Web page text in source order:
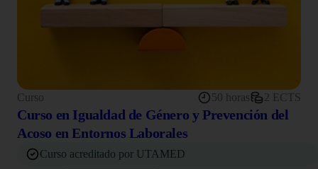
Curso 50 horas 2 ECTS
Curso en Igualdad de Género y Prevención del
Acoso en Entornos Laborales
Curso acreditado por UTAMED